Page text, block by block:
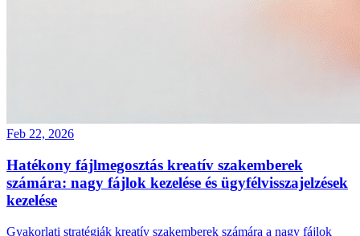
Feb 22, 2026
Hatékony fájlmegosztás kreatív szakemberek
számára: nagy fájlok kezelése és ügyfélvisszajelzések
kezelése
Gyakorlati stratégiák kreatív szakemberek számára a nagy fájlok